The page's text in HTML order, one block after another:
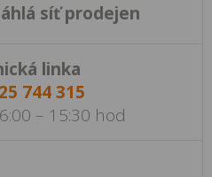
síť prodejen
linka
744 315
– 15:30 hod